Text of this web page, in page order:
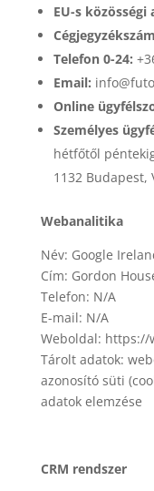
EU-s közösségi
Telefon 0-24:
Email:
Online
Személyes
hétfőtől
1132 Budapest,
Webanalitika
Név: Google
Cím: Gordon
Telefon: N/A
E-mail: N/A
Weboldal: https://
Tárolt adatok:
azonosító süti
adatok elemzése
CRM rendszer